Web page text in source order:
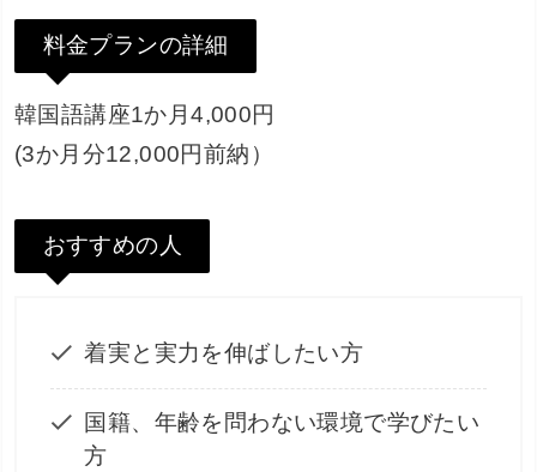
料金プランの詳細
韓国語講座1か月4,000円
(3か月分12,000円前納）
おすすめの人
着実と実力を伸ばしたい方
国籍、年齢を問わない環境で学びたい
方